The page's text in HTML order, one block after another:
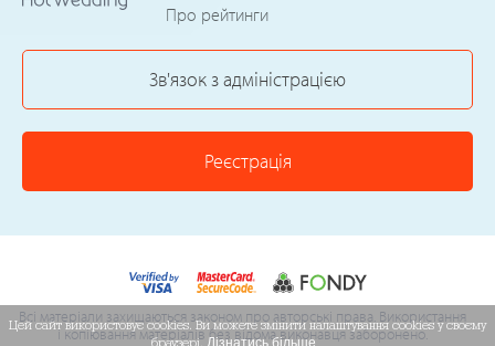
Про рейтинги
Зв'язок з адміністрацією
Реєстрація
Всі матеріали захищаються законом про авторські права. Використання
і копіювання матеріалів без відома виконавця заборонено.
Цей сайт використовує cookies. Ви можете змінити налаштування cookies у своєму
браузері. Дізнатись більше